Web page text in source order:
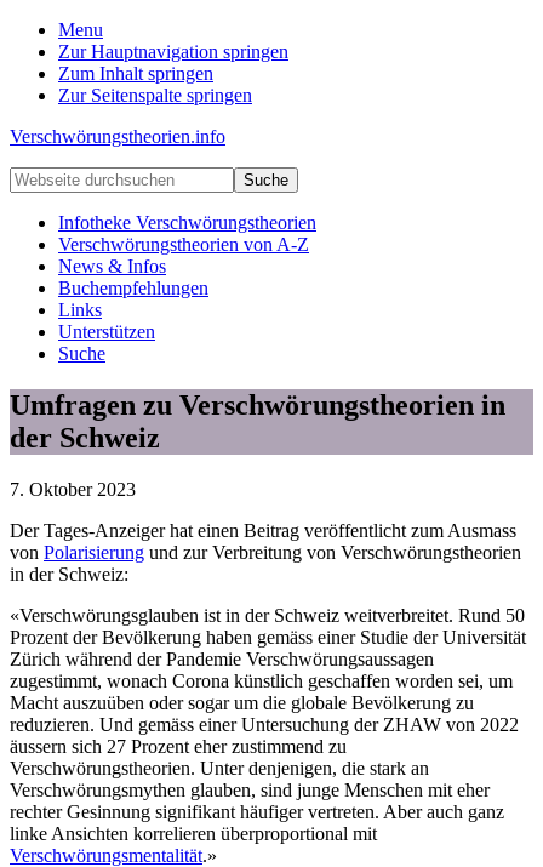
Menu
Zur Hauptnavigation springen
Zum Inhalt springen
Zur Seitenspalte springen
Verschwörungstheorien.info
Beiträge
zu
Merkmalen,
Funktionen
Risiken
konspirationistischen
Denkens
Webseite
durchsuchen
Infotheke Verschwörungstheorien
Verschwörungstheorien von A-Z
News & Infos
Buchempfehlungen
Links
Unterstützen
Suche
Umfragen zu Verschwörungstheorien in
der Schweiz
7. Oktober 2023
Der Tages-Anzeiger hat einen Beitrag veröffentlicht zum Ausmass
von Polarisierung und zur Verbreitung von Verschwörungstheorien
in der Schweiz:
«Verschwörungsglauben ist in der Schweiz weitverbreitet. Rund 50
Prozent der Bevölkerung haben gemäss einer Studie der Universität
Zürich während der Pandemie Verschwörungsaussagen
zugestimmt, wonach Corona künstlich geschaffen worden sei, um
Macht auszuüben oder sogar um die globale Bevölkerung zu
reduzieren. Und gemäss einer Untersuchung der ZHAW von 2022
äussern sich 27 Prozent eher zustimmend zu
Verschwörungstheorien. Unter denjenigen, die stark an
Verschwörungsmythen glauben, sind junge Menschen mit eher
rechter Gesinnung signifikant häufiger vertreten. Aber auch ganz
linke Ansichten korrelieren überproportional mit
Verschwörungsmentalität.»